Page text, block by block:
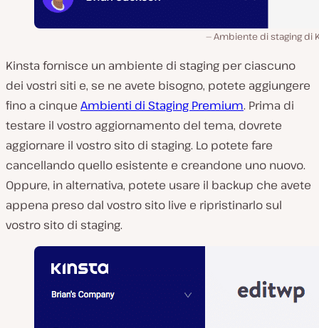
Ambiente di staging di
Kinsta fornisce un ambiente di staging per ciascuno
dei vostri siti e, se ne avete bisogno, potete aggiungere
fino a cinque Ambienti di Staging Premium. Prima di
testare il vostro aggiornamento del tema, dovrete
aggiornare il vostro sito di staging. Lo potete fare
cancellando quello esistente e creandone uno nuovo.
Oppure, in alternativa, potete usare il backup che avete
appena preso dal vostro sito live e ripristinarlo sul
vostro sito di staging.